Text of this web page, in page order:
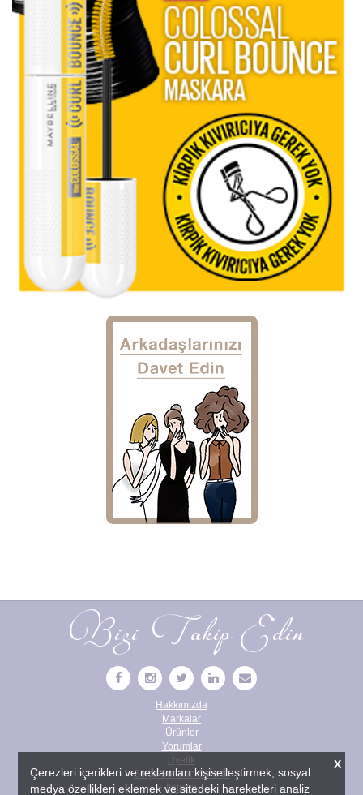
Bizi Takip Edin
Hakkımızda
Markalar
Ürünler
Yorumlar
Üyelik
Sıkça Sorulan Sorular
İletişim
X
Çerezleri içerikleri ve reklamları kişiselleştirmek, sosyal
medya özellikleri eklemek ve sitedeki hareketleri analiz